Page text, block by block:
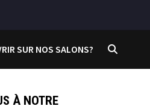
SUR NOS SALONS?
À NOTRE